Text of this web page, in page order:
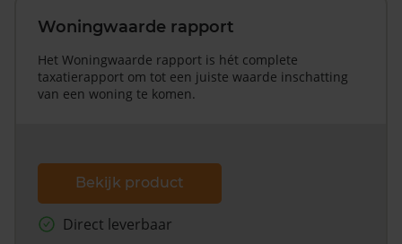
Woningwaarde rapport
Het Woningwaarde rapport is hét complete
taxatierapport om tot een juiste waarde inschatting
van een woning te komen.
Bekijk product
Direct leverbaar